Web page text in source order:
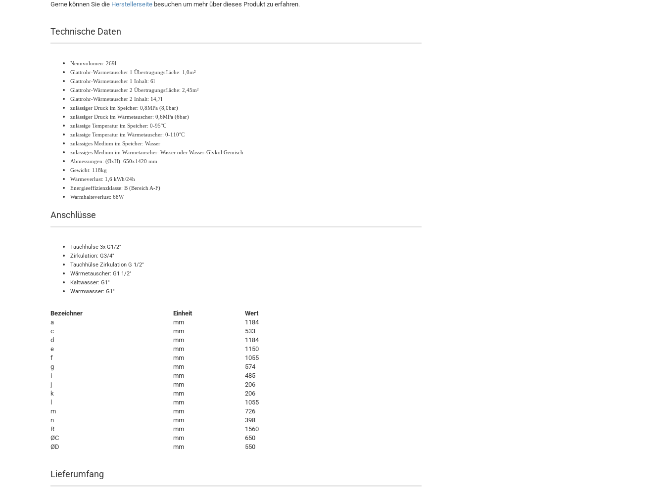
Gerne können Sie die Herstellerseite besuchen um mehr über dieses Produkt zu erfahren.
Technische Daten
Nennvolumen: 269l
Glattrohr-Wärmetauscher 1 Übertragungsfläche: 1,0m²
Glattrohr-Wärmetauscher 1 Inhalt: 6l
Glattrohr-Wärmetauscher 2 Übertragungsfläche: 2,45m²
Glattrohr-Wärmetauscher 2 Inhalt: 14,7l
zulässiger Druck im Speicher: 0,8MPa (8,0bar)
zulässiger Druck im Wärmetauscher: 0,6MPa (6bar)
zulässige Temperatur im Speicher: 0-95°C
zulässige Temperatur im Wärmetauscher: 0-110°C
zulässiges Medium im Speicher: Wasser
zulässiges Medium im Wärmetauscher: Wasser oder Wasser-Glykol Gemisch
Abmessungen: (ØxH): 650x1420 mm
Gewicht: 118kg
Wärmeverlust: 1,6 kWh/24h
Energieeffizienzklasse: B (Bereich A-F)
Warmhalteverlust: 68W
Anschlüsse
Tauchhülse 3x G1/2"
Zirkulation: G3/4"
Tauchhülse Zirkulation G 1/2"
Wärmetauscher: G1 1/2"
Kaltwasser: G1"
Warmwasser: G1"
Bezeichner Einheit
Wert
a
mm
1184
c
mm
533
d
mm
1184
e
mm
1150
f
mm
1055
g
mm
574
i
mm
485
j
mm
206
k
mm
206
mm
1055
m
mm
726
n
mm
398
R
mm
1560
ØC
mm
650
ØD
mm 550
Lieferumfang